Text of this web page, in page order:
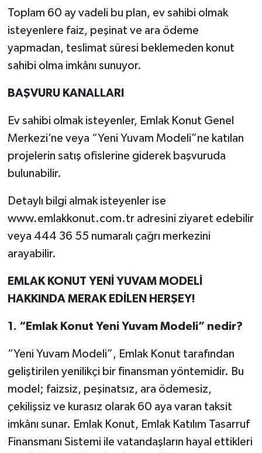
Toplam 60 ay vadeli bu plan, ev sahibi olmak
isteyenlere faiz, peşinat ve ara ödeme
yapmadan, teslimat süresi beklemeden konut
sahibi olma imkânı sunuyor.
BAŞVURU KANALLARI
Ev sahibi olmak isteyenler, Emlak Konut Genel
Merkezi’ne veya “Yeni Yuvam Modeli”ne katılan
projelerin satış ofislerine giderek başvuruda
bulunabilir.
Detaylı bilgi almak isteyenler ise
www.emlakkonut.com.tr adresini ziyaret edebilir
veya 444 36 55 numaralı çağrı merkezini
arayabilir.
EMLAK KONUT YENİ YUVAM MODELİ
HAKKINDA MERAK EDİLEN HERŞEY!
1. “Emlak Konut Yeni Yuvam Modeli” nedir?
“Yeni Yuvam Modeli”, Emlak Konut tarafından
geliştirilen yenilikçi bir finansman yöntemidir. Bu
model; faizsiz, peşinatsız, ara ödemesiz,
çekilişsiz ve kurasız olarak 60 aya varan taksit
imkânı sunar. Emlak Konut, Emlak Katılım Tasarruf
Finansmanı Sistemi ile vatandaşların hayal ettikleri